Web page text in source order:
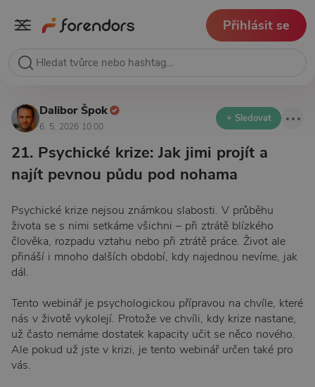
Přihlásit se
Dalibor Špok
6. 5. 2026 10:00
+ Sledovat
21. Psychické krize: Jak jimi projít a
najít pevnou půdu pod nohama
Psychické krize nejsou známkou slabosti. V průběhu
života se s nimi setkáme všichni – při ztrátě blízkého
člověka, rozpadu vztahu nebo při ztrátě práce. Život ale
přináší i mnoho dalších období, kdy najednou nevíme, jak
dál.
Tento webinář je psychologickou přípravou na chvíle, které
nás v životě vykolejí. Protože ve chvíli, kdy krize nastane,
už často nemáme dostatek kapacity učit se něco nového.
Ale pokud už jste v krizi, je tento webinář určen také pro
vás.